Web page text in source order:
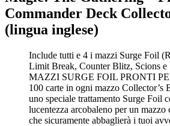
Commander Deck
(lingua inglese)
Include tutti e 4 i mazzi Surge Foil
Limit Break, Counter Blitz, Scions e
MAZZI SURGE FOIL PRONTI
100 carte in ogni mazzo Collector’s
uno speciale trattamento Surge Foil
lucentezza arcobaleno per un mazzo
che sicuramente abbaglierà i tuoi